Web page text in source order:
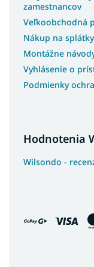
zamestnancov
Veľkoobchodná
Nákup na splátky
Montážne
Vyhlásenie o
Podmienky
Hodnotenia
Wilsondo -